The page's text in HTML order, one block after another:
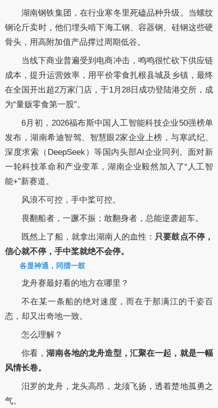
湖南钢铁集团，在行业寒冬里死磕品种升级。当螺纹
钢论斤卖时，他们埋头啃下海工钢、容器钢、硅钢这些硬
骨头，用高附加值产品撑过周期低谷。
当线下商业普遍受到电商冲击，鸣鸣很忙砍下供应链
成本，提升运营效率，用平价零食扎根县城及乡镇，最终
在全国开出超2万家门店，于1月28日成功登陆港交所，成
为“量贩零食第一股”。
6月初，2026福布斯中国人工智能科技企业50强榜单
发布，湖南希迪智驾、智慧眼2家企业上榜，与寒武纪、
深度求索（DeepSeek）等国内头部AI企业同列。面对新
一轮科技革命和产业变革，湖南企业毅然加入了“人工智
能+”新赛道。
风浪不可控，手中桨可控。
畏翻船者，一蹶不振；敢翻身者，总能逆袭超车。
既然上了船，就拿出湖南人的血性： 只要鼓点不停，
信心就不停，手中桨就绝不会停。
各显神通，同擂一鼓
龙舟赛最好看的地方在哪里？
不在某一条船的绝对速度，而在于那满江的千姿百
态，却又出奇地一致。
怎么理解？
你看，湖南各地的龙舟造型，汇聚在一起，就是一幅
风情长卷。
汨罗的龙舟，龙头高昂，龙须飞扬，透着楚地孤勇之
气。